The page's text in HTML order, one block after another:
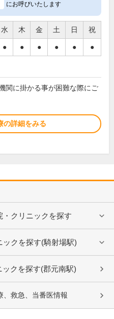
にお呼びいたします
水 木 金 土 日 祝
● ● ● ● ● ●
関に掛かる事が困難な際にご
の詳細をみる
クリニックを探す
クを探す(騎射場駅)
クを探す(郡元南駅)
、救急、当番医情報